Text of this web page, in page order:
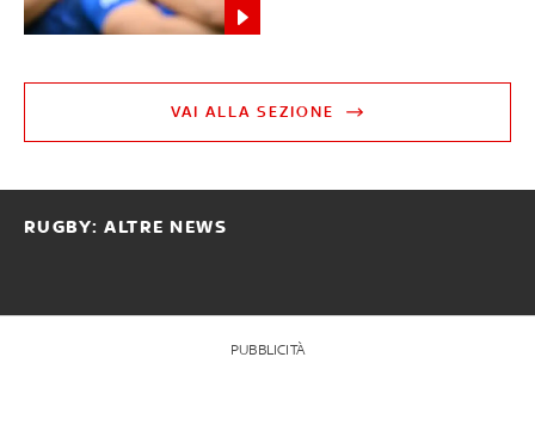
VAI ALLA SEZIONE
RUGBY: ALTRE NEWS
PUBBLICITÀ